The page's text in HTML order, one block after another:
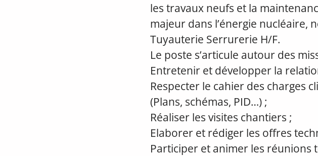
les travaux neufs et la
majeur dans l’énergie nucléaire,
Tuyauterie Serrurerie H/F.
Le poste s’articule autour des
Entretenir et développer la
Respecter le cahier des charges
(Plans, schémas, PID…) ;
Réaliser les visites chantiers ;
Elaborer et rédiger les offres
Participer et animer les réunions